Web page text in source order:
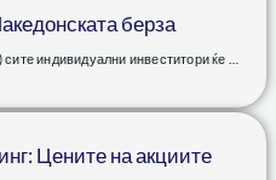
берза
индивидуални инвеститори ќе …
Цените на акциите